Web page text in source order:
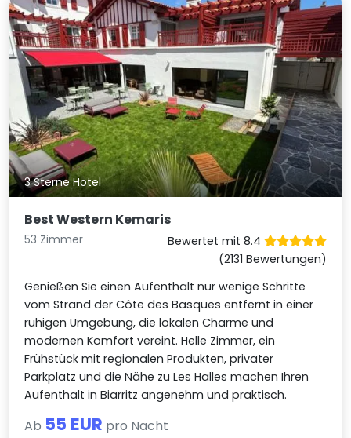
3 Sterne Hotel
Best Western Kemaris
53 Zimmer
Bewertet mit 8.4
(2131 Bewertungen)
Genießen Sie einen Aufenthalt nur wenige Schritte
vom Strand der Côte des Basques entfernt in einer
ruhigen Umgebung, die lokalen Charme und
modernen Komfort vereint. Helle Zimmer, ein
Frühstück mit regionalen Produkten, privater
Parkplatz und die Nähe zu Les Halles machen Ihren
Aufenthalt in Biarritz angenehm und praktisch.
Ab 55 EUR pro Nacht